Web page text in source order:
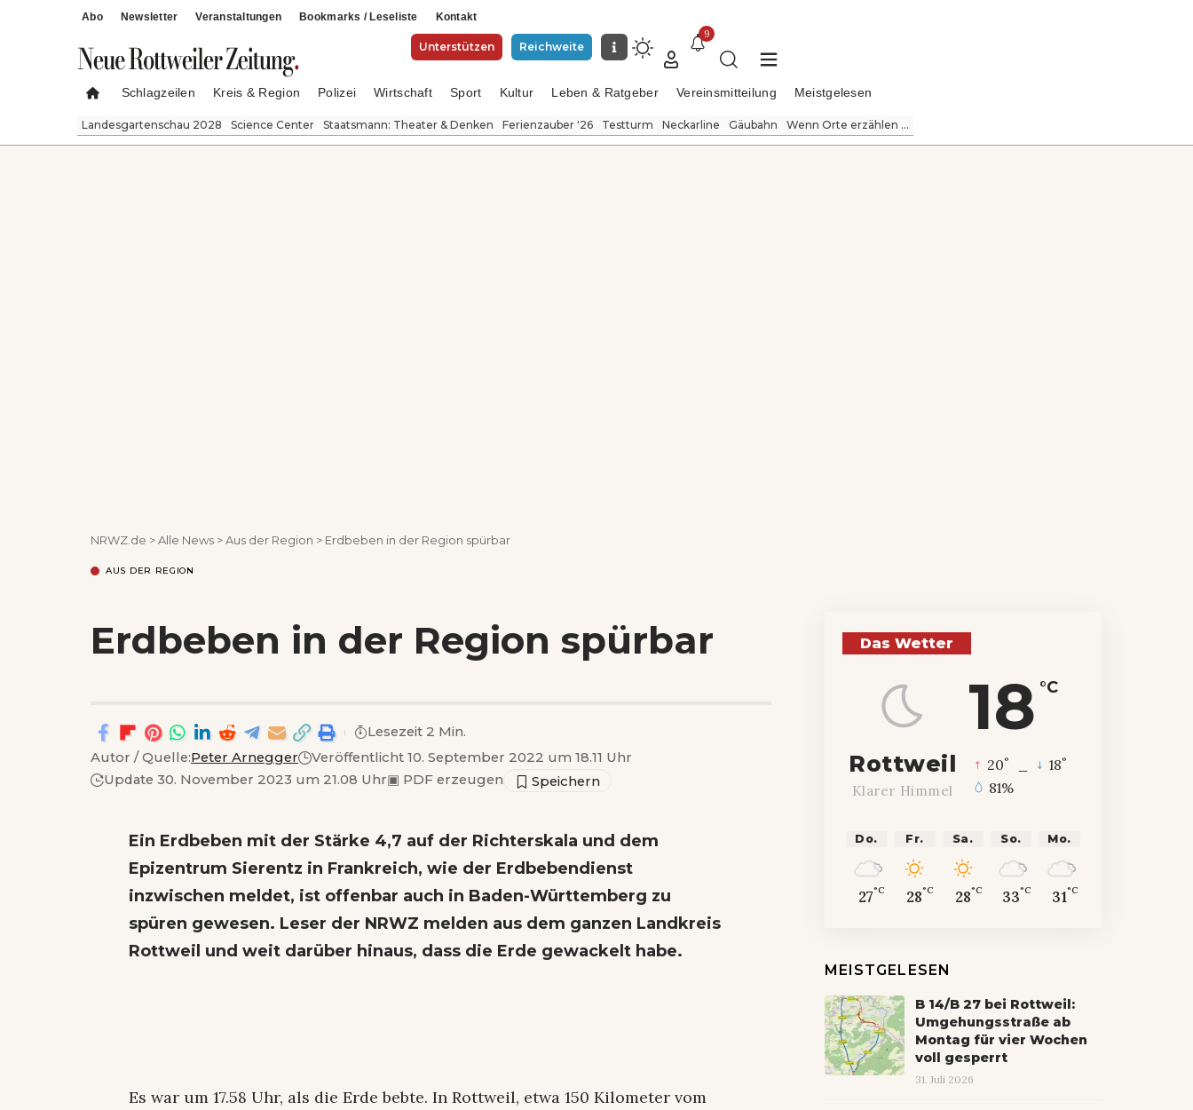
Abo Newsletter Veranstaltungen Bookmarks / Leseliste Kontakt
Unterstützen Reichweite
9
Schlagzeilen Kreis & Region Polizei Wirtschaft Sport Kultur Leben & Ratgeber Vereinsmitteilung Meistgelesen
Landesgartenschau 2028 Science Center Staatsmann: Theater & Denken Ferienzauber '26 Testturm Neckarline Gäubahn Wenn Orte erzählen ...
NRWZ.de >Alle News >Aus der Region > Erdbeben in der Region spürbar
AUS DER REGION
Erdbeben in der Region spürbar
Autor / Quelle:Peter Arnegger
Veröffentlicht 10. September 2022 um 18.11 Uhr
Update 30. November 2023 um 21.08 Uhr▣ PDF erzeugen
Lesezeit 2 Min.
Ein Erdbeben mit der Stärke 4,7 auf der Richterskala und dem
Epizentrum Sierentz in Frankreich, wie der Erdbebendienst
inzwischen meldet, ist offenbar auch in Baden-Württemberg zu
spüren gewesen. Leser der NRWZ melden aus dem ganzen Landkreis
Rottweil und weit darüber hinaus, dass die Erde gewackelt habe.
Es war um 17.58 Uhr, als die Erde bebte. In Rottweil, etwa 150 Kilometer vom
Das Wetter
18 °C
Rottweil
Klarer Himmel
20° 18°
81%
Do.
27°C
Fr.
28°C
Sa.
28°C
So.
33°C
Mo.
31°C
MEISTGELESEN
B 14/B 27 bei Rottweil:
Umgehungsstraße ab
Montag für vier Wochen
voll gesperrt
31. Juli 2026